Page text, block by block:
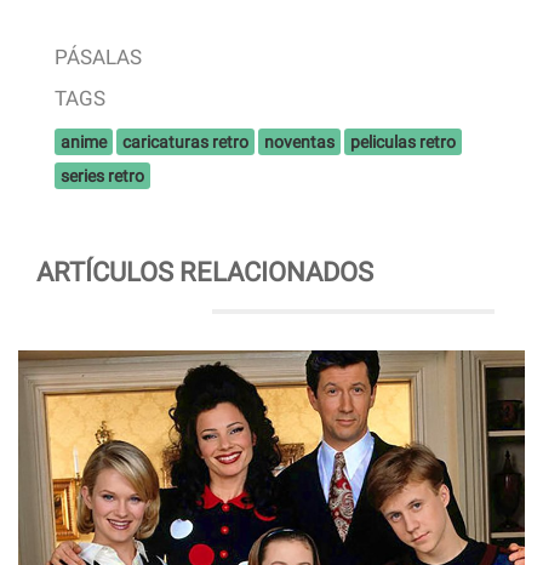
PÁSALAS
TAGS
anime caricaturas retro noventas
peliculas retro
series retro
ARTÍCULOS RELACIONADOS